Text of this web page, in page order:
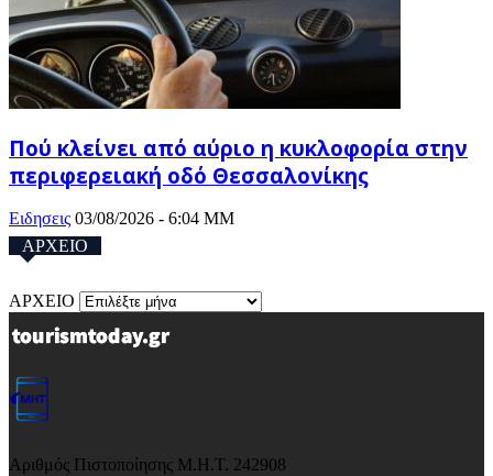
Πού κλείνει από αύριο η κυκλοφορία στην
περιφερειακή οδό Θεσσαλονίκης
Ειδησεις 03/08/2026 - 6:04 ΜΜ
ΑΡΧΕΙΟ
ΑΡΧΕΙΟ
Αριθμός Πιστοποίησης Μ.Η.Τ. 242908